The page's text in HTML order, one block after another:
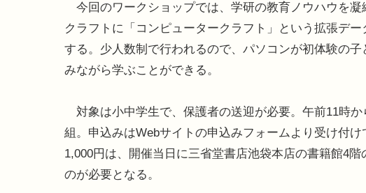
今回のワークショップでは、学研の教育ノウハウを
クラフトに「コンピュータークラフト」という拡張デ
する。少人数制で行われるので、パソコンが初体験の
みながら学ぶことができる。
対象は小中学生で、保護者の送迎が必要。午前11時
組。申込みはWebサイトの申込みフォームより受け付
1,000円は、開催当日に三省堂書店池袋本店の書籍館4
のが必要となる。